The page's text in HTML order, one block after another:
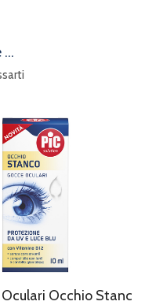
Oculari Occhio Stanc